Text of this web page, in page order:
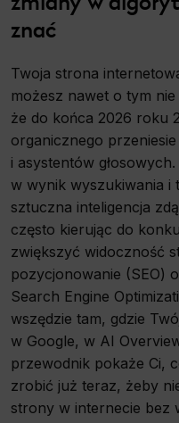
znać
Twoja strona
możesz nawet o tym
że do końca 2026 roku
organicznego
i asystentów
w wynik wyszukiwania i
sztuczna inteligencja
często kierując do
zwiększyć widoczność
pozycjonowanie (SEO)
Search Engine
wszędzie tam, gdzie
w Google, w AI
przewodnik pokaże Ci,
zrobić już teraz, żeby
strony w internecie bez